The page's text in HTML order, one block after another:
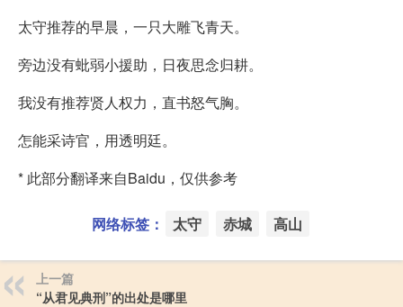
太守推荐的早晨，一只大雕飞青天。
旁边没有蚍弱小援助，日夜思念归耕。
我没有推荐贤人权力，直书怒气胸。
怎能采诗官，用透明廷。
* 此部分翻译来自Baidu，仅供参考
网络标签： 太守 赤城 高山
上一篇
“从君见典刑”的出处是哪里